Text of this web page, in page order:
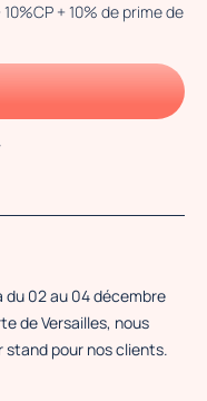
+ 10% de prime de
du 02 au 04 décembre
de Versailles, nous
stand pour nos clients.